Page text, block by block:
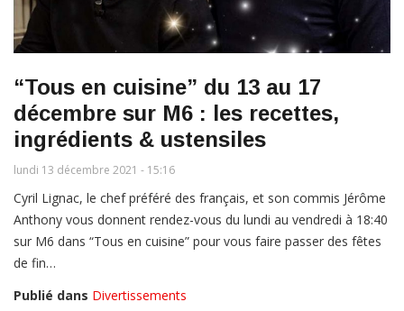
“Tous en cuisine” du 13 au 17
décembre sur M6 : les recettes,
ingrédients & ustensiles
lundi 13 décembre 2021 - 15:16
Cyril Lignac, le chef préféré des français, et son commis Jérôme
Anthony vous donnent rendez-vous du lundi au vendredi à 18:40
sur M6 dans “Tous en cuisine” pour vous faire passer des fêtes
de fin…
Publié dans Divertissements